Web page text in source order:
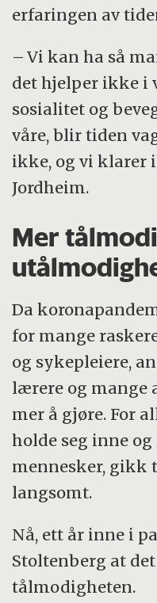
erfaringen av
– Vi kan ha så
det hjelper ikke i
sosialitet og
våre, blir tiden
ikke, og vi klarer
Jordheim.
Mer
Da
for mange
og sykepleiere,
lærere og mange
mer å gjøre. For
holde seg inne
mennesker, gikk
langsomt.
Nå, ett år inne i
Stoltenberg at
tålmodigheten.